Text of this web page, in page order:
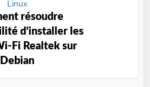
Linux
résoudre
d’installer les
Fi Realtek sur
Debian